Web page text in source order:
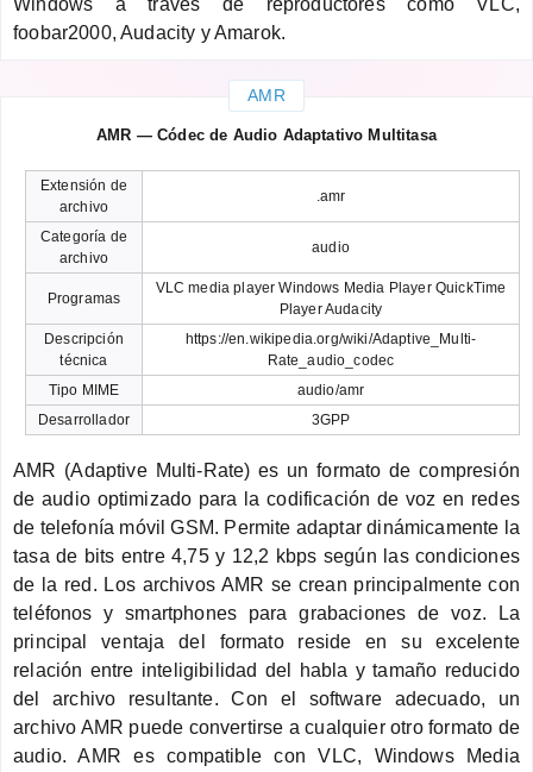
foobar2000, Audacity y Amarok.
AMR
AMR — Códec de Audio Adaptativo Multitasa
Extensión de
archivo
.amr
Categoría de
archivo
audio
Programas
VLC media player Windows Media Player QuickTime
Player Audacity
Descripción
técnica
https://en.wikipedia.org/wiki/Adaptive_Multi-
Rate_audio_codec
Tipo MIME
audio/amr
Desarrollador
3GPP
AMR (Adaptive Multi-Rate) es un formato de compresión
de audio optimizado para la codificación de voz en redes
de telefonía móvil GSM. Permite adaptar dinámicamente la
tasa de bits entre 4,75 y 12,2 kbps según las condiciones
de la red. Los archivos AMR se crean principalmente con
teléfonos y smartphones para grabaciones de voz. La
principal ventaja del formato reside en su excelente
relación entre inteligibilidad del habla y tamaño reducido
del archivo resultante. Con el software adecuado, un
archivo AMR puede convertirse a cualquier otro formato de
audio. AMR es compatible con VLC, Windows Media